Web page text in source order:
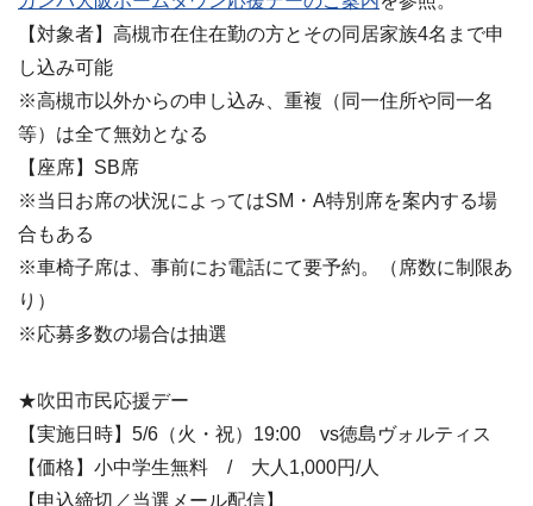
【対象者】高槻市在住在勤の方とその同居家族4名まで申
し込み可能
※高槻市以外からの申し込み、重複（同一住所や同一名
等）は全て無効となる
【座席】SB席
※当日お席の状況によってはSM・A特別席を案内する場
合もある
※車椅子席は、事前にお電話にて要予約。（席数に制限あ
り）
※応募多数の場合は抽選
★吹田市民応援デー
【実施日時】5/6（火・祝）19:00 vs徳島ヴォルティス
【価格】小中学生無料 / 大人1,000円/人
【申込締切／当選メール配信】